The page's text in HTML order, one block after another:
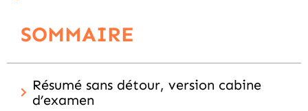
SOMMAIRE
Résumé sans détour, version cabine
d’examen